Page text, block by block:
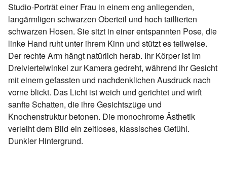
Studio-Porträt einer Frau in einem eng anliegenden,
langärmligen schwarzen Oberteil und hoch taillierten
schwarzen Hosen. Sie sitzt in einer entspannten Pose, die
linke Hand ruht unter ihrem Kinn und stützt es teilweise.
Der rechte Arm hängt natürlich herab. Ihr Körper ist im
Dreiviertelwinkel zur Kamera gedreht, während ihr Gesicht
mit einem gefassten und nachdenklichen Ausdruck nach
vorne blickt. Das Licht ist weich und gerichtet und wirft
sanfte Schatten, die ihre Gesichtszüge und
Knochenstruktur betonen. Die monochrome Ästhetik
verleiht dem Bild ein zeitloses, klassisches Gefühl.
Dunkler Hintergrund.